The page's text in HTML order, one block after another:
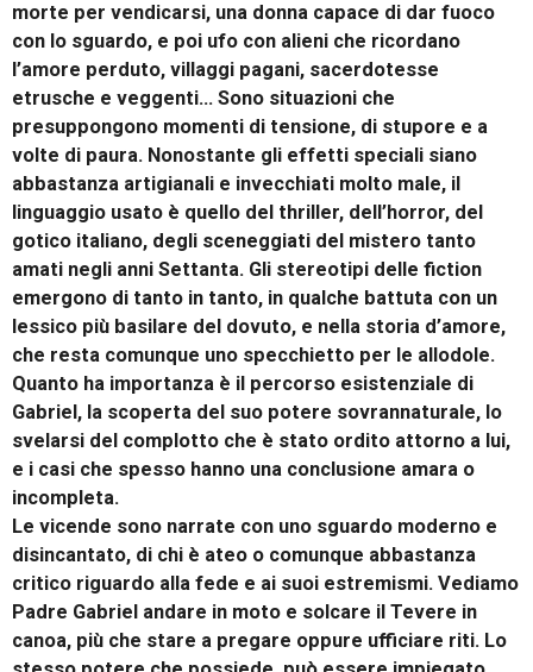
morte per vendicarsi, una donna capace di dar fuoco
con lo sguardo, e poi ufo con alieni che ricordano
l’amore perduto, villaggi pagani, sacerdotesse
etrusche e veggenti… Sono situazioni che
presuppongono momenti di tensione, di stupore e a
volte di paura. Nonostante gli effetti speciali siano
abbastanza artigianali e invecchiati molto male, il
linguaggio usato è quello del thriller, dell’horror, del
gotico italiano, degli sceneggiati del mistero tanto
amati negli anni Settanta. Gli stereotipi delle fiction
emergono di tanto in tanto, in qualche battuta con un
lessico più basilare del dovuto, e nella storia d’amore,
che resta comunque uno specchietto per le allodole.
Quanto ha importanza è il percorso esistenziale di
Gabriel, la scoperta del suo potere sovrannaturale, lo
svelarsi del complotto che è stato ordito attorno a lui,
e i casi che spesso hanno una conclusione amara o
incompleta.
Le vicende sono narrate con uno sguardo moderno e
disincantato, di chi è ateo o comunque abbastanza
critico riguardo alla fede e ai suoi estremismi. Vediamo
Padre Gabriel andare in moto e solcare il Tevere in
canoa, più che stare a pregare oppure ufficiare riti. Lo